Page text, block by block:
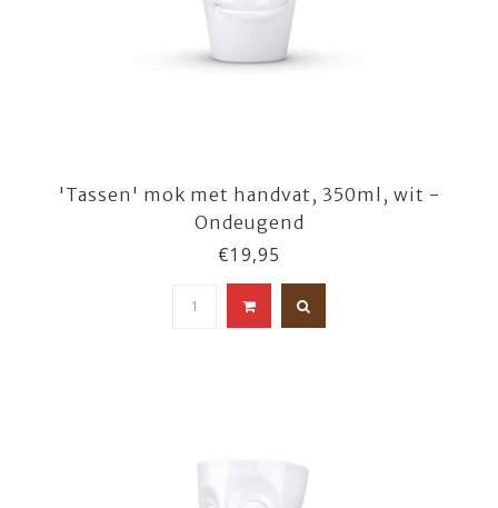
'Tassen' mok met handvat, 350ml, wit -
Ondeugend
€19,95